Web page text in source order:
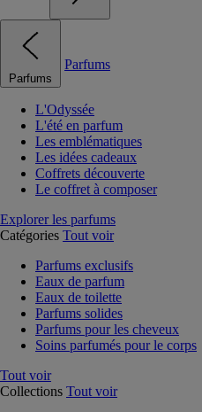
Parfums
Parfums
L'Odyssée
L'été en parfum
Les emblématiques
Les idées cadeaux
Coffrets découverte
Le coffret à composer
Explorer les parfums
Catégories Tout voir
Parfums exclusifs
Eaux de parfum
Eaux de toilette
Parfums solides
Parfums pour les cheveux
Soins parfumés pour le corps
Tout voir
Collections Tout voir